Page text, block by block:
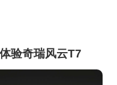
验奇瑞风云T7